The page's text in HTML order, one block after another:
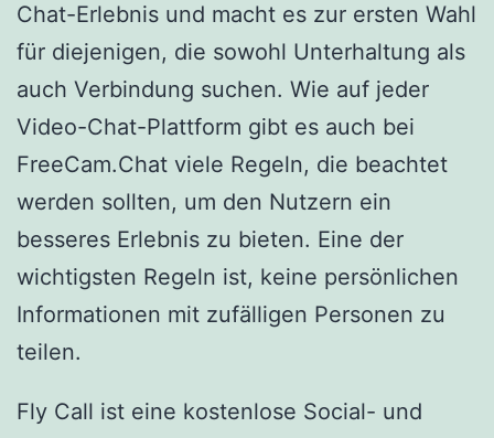
Chat-Erlebnis und macht es zur ersten Wahl
für diejenigen, die sowohl Unterhaltung als
auch Verbindung suchen. Wie auf jeder
Video-Chat-Plattform gibt es auch bei
FreeCam.Chat viele Regeln, die beachtet
werden sollten, um den Nutzern ein
besseres Erlebnis zu bieten. Eine der
wichtigsten Regeln ist, keine persönlichen
Informationen mit zufälligen Personen zu
teilen.
Fly Call ist eine kostenlose Social- und